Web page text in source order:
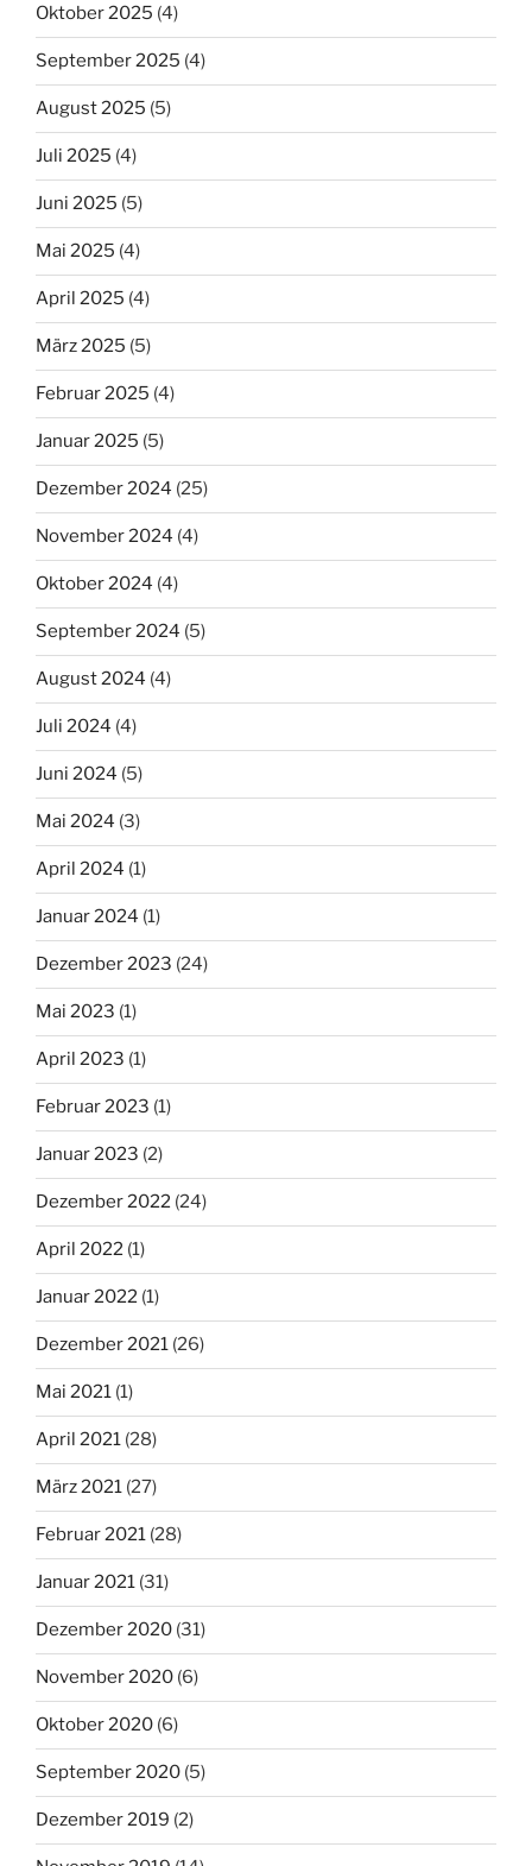
Oktober 2025 (4)
September 2025 (4)
August 2025 (5)
Juli 2025 (4)
Juni 2025 (5)
Mai 2025 (4)
April 2025 (4)
März 2025 (5)
Februar 2025 (4)
Januar 2025 (5)
Dezember 2024 (25)
November 2024 (4)
Oktober 2024 (4)
September 2024 (5)
August 2024 (4)
Juli 2024 (4)
Juni 2024 (5)
Mai 2024 (3)
April 2024 (1)
Januar 2024 (1)
Dezember 2023 (24)
Mai 2023 (1)
April 2023 (1)
Februar 2023 (1)
Januar 2023 (2)
Dezember 2022 (24)
April 2022 (1)
Januar 2022 (1)
Dezember 2021 (26)
Mai 2021 (1)
April 2021 (28)
März 2021 (27)
Februar 2021 (28)
Januar 2021 (31)
Dezember 2020 (31)
November 2020 (6)
Oktober 2020 (6)
September 2020 (5)
Dezember 2019 (2)